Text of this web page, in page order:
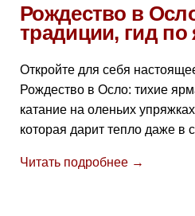
Рождество в
традиции, гид по
Откройте для себя
Рождество в Осло: тихие
катание на оленьих
которая дарит тепло даже в
Читать подробнее →